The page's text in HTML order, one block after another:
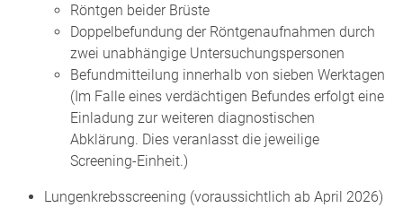
Röntgen beider Brüste
Doppelbefundung der Röntgenaufnahmen durch
zwei unabhängige Untersuchungspersonen
Befundmitteilung innerhalb von sieben Werktagen
(Im Falle eines verdächtigen Befundes erfolgt eine
Einladung zur weiteren diagnostischen
Abklärung. Dies veranlasst die jeweilige
Screening-Einheit.)
Lungenkrebsscreening (voraussichtlich ab April 2026)